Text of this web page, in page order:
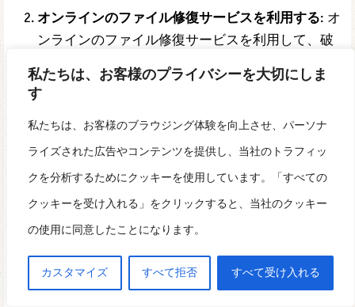
私たちは、お客様のプライバシーを大切にしま
す
私たちは、お客様のブラウジング体験を向上させ、パーソナ
ライズされた広告やコンテンツを提供し、当社のトラフィッ
クを分析するためにクッキーを使用しています。「すべての
クッキーを受け入れる」をクリックすると、当社のクッキー
の使用に同意したことになります。
カスタマイズ すべて拒否 すべて受け入れる
他のWordバージョンで開く : ファイルが古いバー
ジョンのWordで作成された場合、最新のWordバー
ジョンでは開けないことがあります。古いバージ
ョンのWordをインストールして、ファイルを開く
ことができます。または、古いWordバージョンで
換モードで開くことができます。
ンラインのファイル修復サービスを利用して、破
損したファイルを修復することができます。ただ
し、サービスによっては有料の場合があります。
また、サービスによってはセキュリティ上のリス